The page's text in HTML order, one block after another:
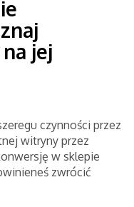
jej
czynności przez
witryny przez
w sklepie
zwrócić